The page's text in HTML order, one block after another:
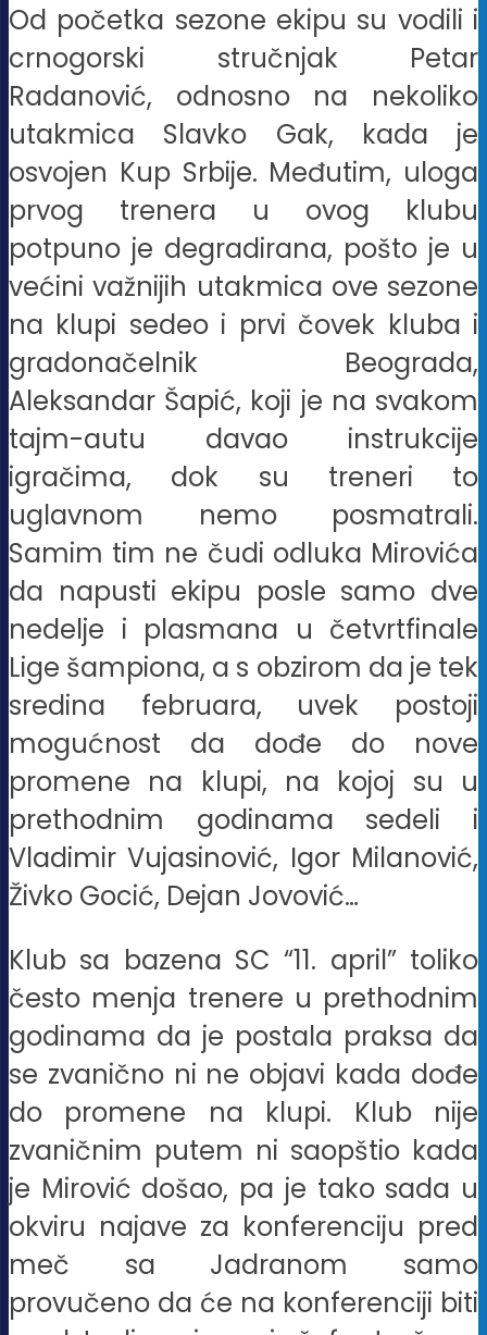
Od početka sezone ekipu su vodili i
crnogorski stručnjak Petar
Radanović, odnosno na nekoliko
utakmica Slavko Gak, kada je
osvojen Kup Srbije. Međutim, uloga
prvog trenera u ovog klubu
potpuno je degradirana, pošto je u
većini važnijih utakmica ove sezone
na klupi sedeo i prvi čovek kluba i
gradonačelnik Beograda,
Aleksandar Šapić, koji je na svakom
tajm-autu davao instrukcije
igračima, dok su treneri to
uglavnom nemo posmatrali.
Samim tim ne čudi odluka Mirovića
da napusti ekipu posle samo dve
nedelje i plasmana u četvrtfinale
Lige šampiona, a s obzirom da je tek
sredina februara, uvek postoji
mogućnost da dođe do nove
promene na klupi, na kojoj su u
prethodnim godinama sedeli i
Vladimir Vujasinović, Igor Milanović,
Živko Gocić, Dejan Jovović…
Klub sa bazena SC “11. april” toliko
često menja trenere u prethodnim
godinama da je postala praksa da
se zvanično ni ne objavi kada dođe
do promene na klupi. Klub nije
zvaničnim putem ni saopštio kada
je Mirović došao, pa je tako sada u
okviru najave za konferenciju pred
meč sa Jadranom samo
provučeno da će na konferenciji biti